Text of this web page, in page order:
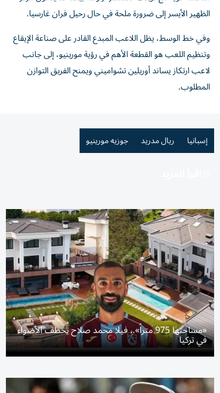
الظهير الأيسر إلى ضرورة ملحة في حال رحيل فران غارسيا.
وفي خط الوسط، يظل اللاعب المبدع القادر على صناعة الإيقاع
وتنظيم اللعب هو القطعة الأهم في رؤية مورينيو، إلى جانب
لاعب ارتكاز يساند أوريلين تشواميني ويمنح الفريق التوازن
المطلوب.
إسبانيا ريال مدريد جوزيه مورينيو
«مساحتها 975 متراً».. فيلا محمد صلاح تخطف الأضواء
في تركيا